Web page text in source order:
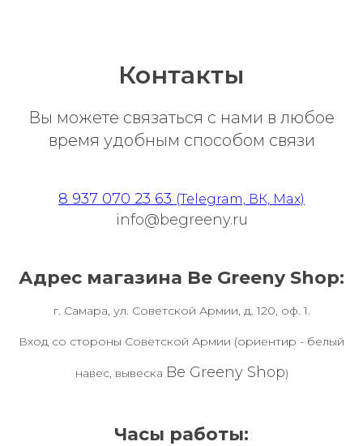
Контакты
Вы можете связаться с нами в любое
время удобным способом связи
8 937 070 23 63 (Telegram, ВК, Max)
info@begreeny.ru
Адрес магазина Be Greeny Shop:
г. Самара, ул. Советской Армии, д. 120, оф. 1.
Вход со стороны Советской Армии (ориентир - белый
навес, вывеска Be Greeny Shop)
Часы работы: